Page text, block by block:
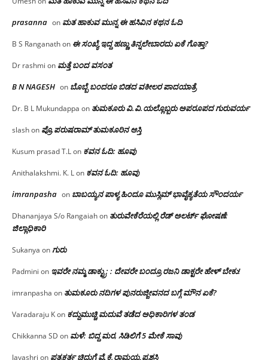
prasanna on ಮತ ಹಾಕುವ ಮುನ್ನ ಈ ಹಸಿವಿನ ಕಥನ ಓದಿ
B S Ranganathon ಈ ಸಂಖ್ಯೆ ಇದ್ದ ಹಣ್ಣು ತಿನ್ನಲೇಬಾರದು ಏಕೆ ಗೊತ್ತಾ?
Dr rashmi on ಮತ್ತೆ ಬಂದ ವಸಂತ
B N NAGESH on ಬೊಬ್ಬೆ ಬಂದರೂ ಬಿಡದ ವಕೀಲರ ಪಾದಯಾತ್ರೆ
Dr. B L Mukundappa on ತುಮಕೂರು‌ ವಿ.ವಿ.ಯಲ್ಲೊಬ್ಬರು ಅಪರೂಪದ ಗುರುವರ್ಯ
slashon ಪ್ರೊ.ಪರುಷರಾಮ್ ತುಮಕೂರಿನ ಆಸ್ತಿ
Kusum prasad T.Lon ಕವನ ಓದಿ: ಹೂವು
Anithalakshmi. K. Lon ಕವನ ಓದಿ: ಹೂವು
imranpasha on ಬಾಬಯ್ಯನ ಪಾಳ್ಯ ಹಿಂದೂ ಮುಸ್ಲಿಮ್ ಭಾವೈಕ್ಯತೆಯ ಸೌಂದರ್ಯ
Dhananjaya S/o Rangaiahon ತುರುವೇಕೆರೆಯಲ್ಲಿ ರೆಡ್ ಅಲರ್ಟ್ ಘೋಷಣೆ:
ಜಿಲ್ಲಾಧಿಕಾರಿ
Sukanya onಗುರು
Padmini on ಇವರೇ ನಮ್ಮ ಡಾಕ್ಟ್ರು; : ದೇವರೇ ಬಂದ್ರೂ ರಜನಿ ಡಾಕ್ಟರೇ ಹೇಳ್ ಬೇಕು!
imranpasha on ತುಮಕೂರು ನದಿಗಳ ಪುನರುಜ್ಜೀವನದ ಬಗ್ಗೆ ಮೌನ ಏಕೆ?
Varadaraju Kon ಕದ್ದುಮುಚ್ಚಿ ಮದುವೆ ತಡೆದ ಅಧಿಕಾರಿಗಳ ತಂಡ
Chikkanna SD on ಮಳೆ: ಬಿದ್ದ ಮರ, ಸಿಡಿಲಿಗೆ 5 ಮೇಕೆ ಸಾವು
Jayashri on ಪತ್ರಕರ್ತ ಚಿದುಗೆ ವೈ.ಕೆ.ರಾಮಯ್ಯ ಪ್ರಶಸ್ತಿ